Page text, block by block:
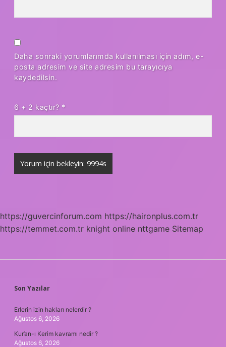
Daha sonraki yorumlarımda kullanılması için adım, e-
posta adresim ve site adresim bu tarayıcıya
kaydedilsin.
6 + 2 kaçtır? *
https://guvercinforum.com https://haironplus.com.tr
https://temmet.com.tr knight online nttgame Sitemap
SIDEBAR
Son Yazılar
Erlerin izin hakları nelerdir ?
Ağustos 6, 2026
Kur’an-ı Kerim kavramı nedir ?
Ağustos 6, 2026